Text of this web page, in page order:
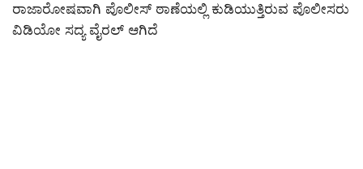
ರಾಜಾರೋಷವಾಗಿ ಪೊಲೀಸ್ ಠಾಣೆಯಲ್ಲಿ ಕುಡಿಯುತ್ತಿರುವ ಪೊಲೀಸರು
ವಿಡಿಯೋ ಸದ್ಯ ವೈರಲ್ ಆಗಿದೆ